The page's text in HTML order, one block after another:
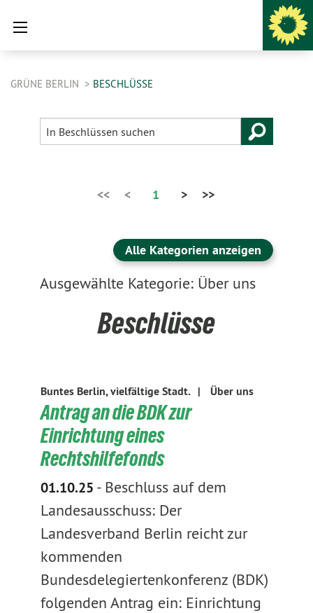
GRÜNE BERLIN BESCHLÜSSE
<< < 1 > >>
Alle Kategorien anzeigen
Ausgewählte Kategorie: Über uns
Beschlüsse
Buntes Berlin, vielfältige Stadt. | Über uns
Antrag an die BDK zur
Einrichtung eines
Rechtshilfefonds
01.10.25 - Beschluss auf dem
Landesausschuss: Der
Landesverband Berlin reicht zur
kommenden
Bundesdelegiertenkonferenz (BDK)
folgenden Antrag ein: Einrichtung